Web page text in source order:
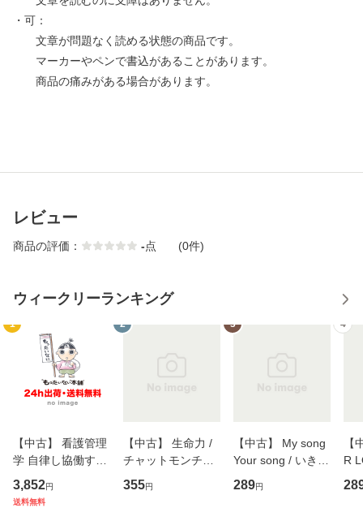
・可：
文章が問題なく読める状態の商品です。
マーカーやペンで書込があることがあります。
商品の痛みがある場合があります。
レビュー
商品の評価： -点 (0件)
ウィークリーランキング
1
【中古】 看護管理
学 自律し協働する
専門職の看護マネ
ジメントスキル 改
3,852円
送料無料
2
【中古】 生命力 /
チャットモンチー /
キューンレコード
[CD]【メール便送
355円
3
【中古】 My song
Your song / いきも
のがかり / [CD]
【メール便送料無
289円
4
【
R
産